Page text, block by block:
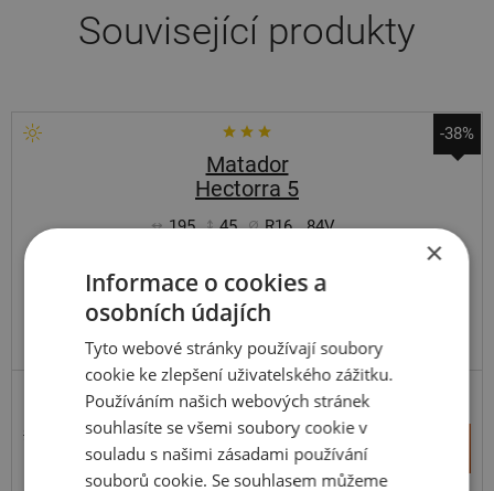
Související produkty
-38%
Matador
Hectorra 5
195 45 R16
84V
ZESÍLENÁ
2 713 Kč
1 694 Kč
+
–
×
Informace o cookies a
osobních údajích
Tyto webové stránky používají soubory
cookie ke zlepšení uživatelského zážitku.
Používáním našich webových stránek
souhlasíte se všemi soubory cookie v
souladu s našimi zásadami používání
souborů cookie. Se souhlasem můžeme